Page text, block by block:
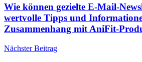
Wie können gezielte E-Mail-
wertvolle Tipps und
Zusammenhang mit AniFit-
Nächster Beitrag